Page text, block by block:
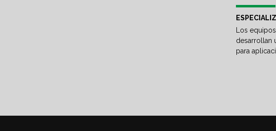
Los
desarrollan
para